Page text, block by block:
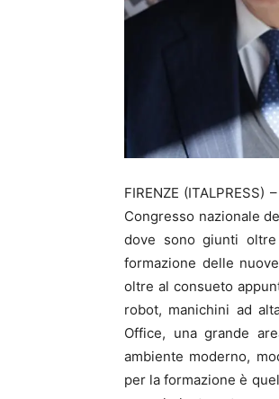
FIRENZE
Congresso nazionale
dove sono giunti
formazione delle
oltre al consueto
robot, manichini ad
Office, una grande
ambiente moderno,
per la formazione è